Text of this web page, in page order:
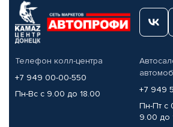
Телефон колл-центра
+7 949 00-00-550
Пн-Вс с 9.00 до 18.00
+7 949
Пн-Пт с
9.00 до